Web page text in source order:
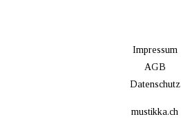
Impressum
AGB
Datenschutz
mustikka.ch